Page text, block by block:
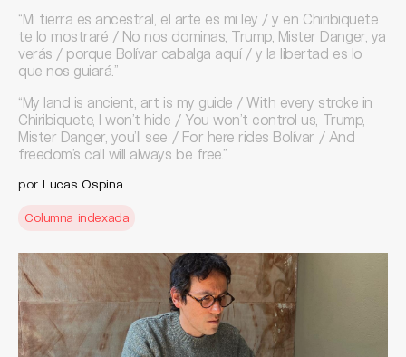
“Mi tierra es ancestral, el arte es mi ley / y en Chiribiquete
te lo mostraré / No nos dominas, Trump, Mister Danger, ya
verás / porque Bolívar cabalga aquí / y la libertad es lo
que nos guiará.”
“My land is ancient, art is my guide / With every stroke in
Chiribiquete, I won’t hide / You won’t control us, Trump,
Mister Danger, you’ll see / For here rides Bolívar / And
freedom’s call will always be free.”
por Lucas Ospina
Columna indexada